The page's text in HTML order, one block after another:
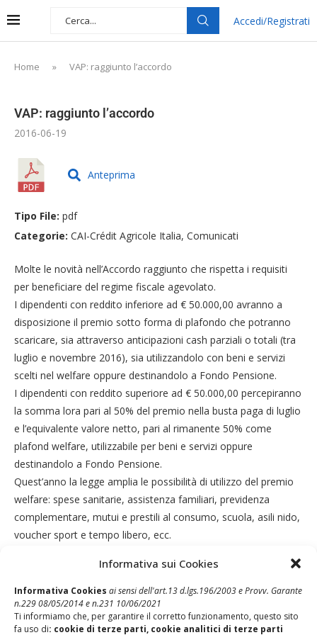
Informativa sui Cookies
Informativa Cookies ai sensi dell'art.13 d.lgs.196/2003 e Provv. Garante
n.229 08/05/2014 e n.231 10/06/2021
Ti informiamo che, per garantire il corretto funzionamento, questo sito
fa uso di: cookie di terze parti, cookie analitici di terze parti
Accedi/Registrati
Home » VAP: raggiunto l’accordo
VAP: raggiunto l’accordo
2016-06-19
Molte le novità nell’Accordo raggiunto che rispetta i requisiti
per beneficiare del regime fiscale agevolato.
I dipendenti con reddito inferiore ad € 50.000,00 avranno a
disposizione il premio sotto forma di plafondo che potranno
scaricare, sia attraverso anticipazioni cash parziali o totali (tra
luglio e novembre 2016), sia utilizzandolo con beni e servizi
scelti nel welfare oppure destinandolo a Fondo Pensione.
I dipendenti con reddito superiore ad € 50.000,00 percepiranno
la somma lora pari al 50% del premio nella busta paga di luglio
e l’equivalente valore netto, pari al rimanente 50% come
plafond welfare, utilizzabile per beni e servizi oppure
destinandolo a Fondo Pensione.
Quest’anno la legge amplia le possibilità di utilizzo del premio
welfare: spese sanitarie, assistenza familiari, previdenza
complementare, mutui e prestili al consumo, scuola, asili nido,
voucher sport e tempo libero, ecc.
Anteprima
Tipo File: pdf
Categorie: CAI-Crédit Agricole Italia, Comunicati